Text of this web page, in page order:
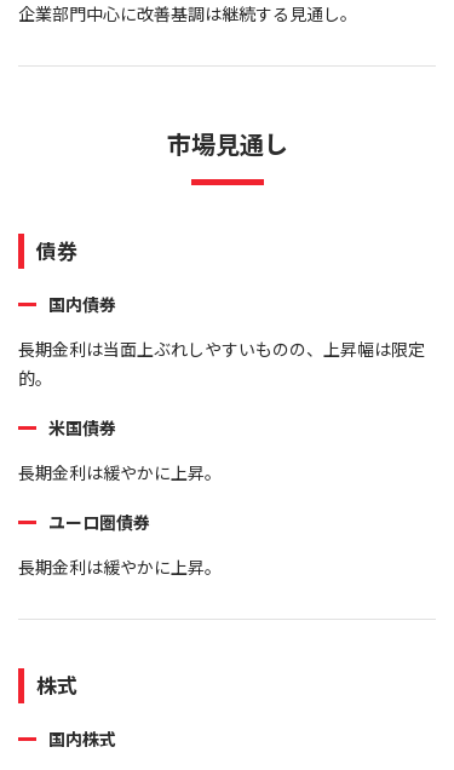
企業部門中心に改善基調は継続する見通し。
市場見通し
債券
国内債券
長期金利は当面上ぶれしやすいものの、上昇幅は限定
的。
米国債券
長期金利は緩やかに上昇。
ユーロ圏債券
長期金利は緩やかに上昇。
株式
国内株式